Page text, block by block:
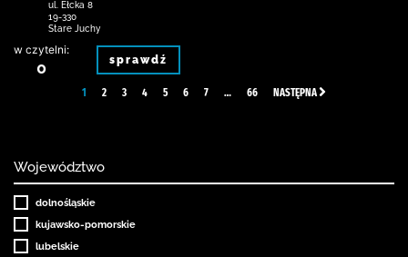
ul. Ełcka 8
19-330
Stare Juchy
w czytelni:
0 sprawdź
1 2 3 4 5 6 7 … 66 NASTĘPNA
Województwo
dolnośląskie
kujawsko-pomorskie
lubelskie